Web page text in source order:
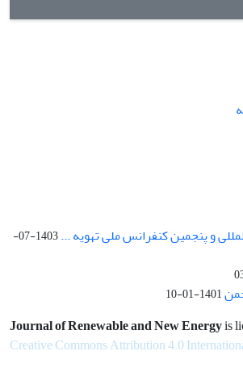
و پنجمین کنفرانس ملی تهویه ...
1403-07-
1401-01-10
Journal of Renewable and New Energyis
Creative Commons Attribution 4.0